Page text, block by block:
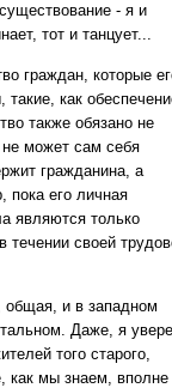
- я и
тот и танцует...
граждан, которые
как
также обязано не
не может сам себя
гражданина, а
пока его личная
являются только
течении своей
общая, и в западном
Даже, я
того старого,
как мы знаем, вполне